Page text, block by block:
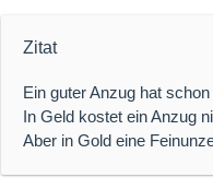
Zitat
Ein guter Anzug hat
In Geld kostet ein Anzug
Aber in Gold eine